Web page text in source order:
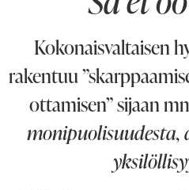
Kokonaisvaltaisen
rakentuu
ottamisen” sijaan
monipuolisuudesta,